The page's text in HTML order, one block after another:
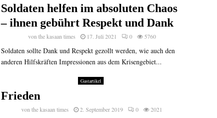
Soldaten helfen im absoluten Chaos
– ihnen gebührt Respekt und Dank
von the kasaan times 17. Juli 2021 0 5760
Soldaten sollte Dank und Respekt gezollt werden, wie auch den
anderen Hilfskräften Impressionen aus dem Krisengebiet...
Gastartikel
Frieden
vonthe kasaan times 2. September 2019 0 2021